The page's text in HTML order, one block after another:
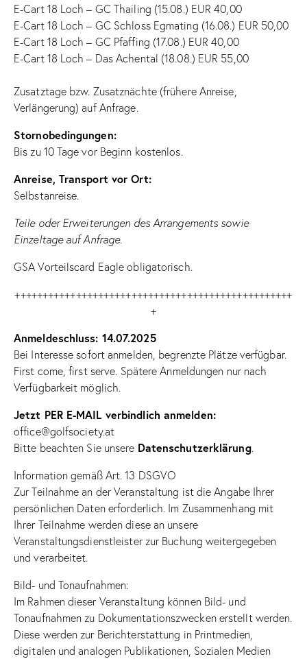
E-Cart 18 Loch – GC Thailing (15.08.) EUR 40,00
E-Cart 18 Loch – GC Schloss Egmating (16.08.) EUR 50,00
E-Cart 18 Loch – GC Pfaffing (17.08.) EUR 40,00
E-Cart 18 Loch – Das Achental (18.08.) EUR 55,00
Zusatztage bzw. Zusatznächte (frühere Anreise,
Verlängerung) auf Anfrage.
Stornobedingungen:
Bis zu 10 Tage vor Beginn kostenlos.
Anreise, Transport vor Ort:
Selbstanreise.
Teile oder Erweiterungen des Arrangements sowie
Einzeltage auf Anfrage.
GSA Vorteilscard Eagle obligatorisch.
++++++++++++++++++++++++++++++++++++++++++++++++++
+
Anmeldeschluss: 14.07.2025
Bei Interesse sofort anmelden, begrenzte Plätze verfügbar.
First come, first serve. Spätere Anmeldungen nur nach
Verfügbarkeit möglich.
Jetzt PER E-MAIL verbindlich anmelden:
office@golfsociety.at
Bitte beachten Sie unsere Datenschutzerklärung.
Information gemäß Art. 13 DSGVO
Zur Teilnahme an der Veranstaltung ist die Angabe Ihrer
persönlichen Daten erforderlich. Im Zusammenhang mit
Ihrer Teilnahme werden diese an unsere
Veranstaltungsdienstleister zur Buchung weitergegeben
und verarbeitet.
Bild- und Tonaufnahmen:
Im Rahmen dieser Veranstaltung können Bild- und
Tonaufnahmen zu Dokumentationszwecken erstellt werden.
Diese werden zur Berichterstattung in Printmedien,
digitalen und analogen Publikationen, Sozialen Medien